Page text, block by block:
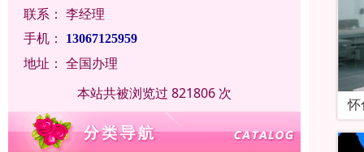
联系： 李经理
手机：
13067125959
地址： 全国办理
本站共被浏览过 821806 次
怀